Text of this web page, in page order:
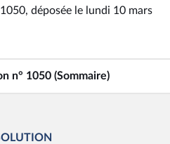
, déposée le lundi 10 mars
n° 1050 (Sommaire)